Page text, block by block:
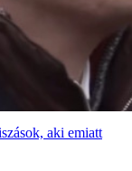
aki emiatt